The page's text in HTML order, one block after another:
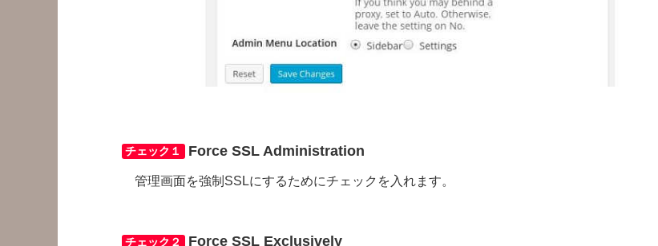
チェック１ Force SSL Administration
管理画面を強制SSLにするためにチェックを入れます。
チェック２ Force SSL Exclusively